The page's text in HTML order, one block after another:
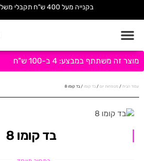
בקנייה מעל 400 ש"ח תקבלי משלוח בחינם!
מוצר זה משתתף במבצע: 4 ב-100 ש"ח
עמוד הבית / מטפחות יום / בד קומו / בד קומו 8
בד קומו 8